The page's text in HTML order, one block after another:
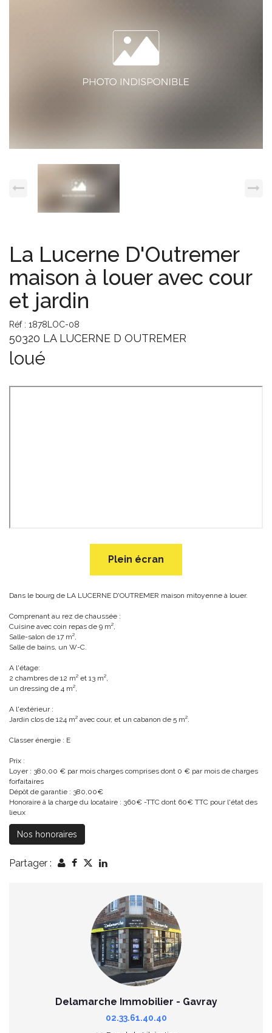
La Lucerne D'Outremer
maison à louer avec cour
et jardin
Réf : 1878LOC-08
50320 LA LUCERNE D OUTREMER
loué
Plein écran
Dans le bourg de LA LUCERNE D'OUTREMER maison mitoyenne à louer.
Comprenant au rez de chaussée :
Cuisine avec coin repas de 9 m²,
Salle-salon de 17 m²,
Salle de bains, un W-C.
A l'étage:
2 chambres de 12 m² et 13 m²,
un dressing de 4 m²,
A l'extérieur :
Jardin clos de 124 m² avec cour, et un cabanon de 5 m².
Classer énergie : E
Prix :
Loyer : 380,00 € par mois charges comprises dont 0 € par mois de charges
forfaitaires
Dépôt de garantie : 380,00€
Honoraire à la charge du locataire : 360€ -TTC dont 60€ TTC pour l'état des
lieux
Nos honoraires
Partager :
Delamarche Immobilier - Gavray
02.33.61.40.40